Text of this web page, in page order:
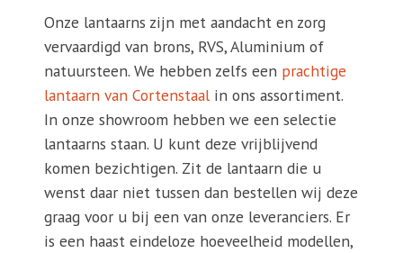
Onze lantaarns zijn met aandacht en zorg
vervaardigd van brons, RVS, Aluminium of
natuursteen. We hebben zelfs een prachtige
lantaarn van Cortenstaalin ons assortiment.
In onze showroom hebben we een selectie
lantaarns staan. U kunt deze vrijblijvend
komen bezichtigen. Zit de lantaarn die u
wenst daar niet tussen dan bestellen wij deze
graag voor u bij een van onze leveranciers. Er
is een haast eindeloze hoeveelheid modellen,